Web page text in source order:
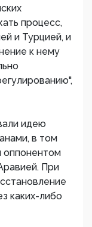
процесс,
и Турцией, и
к нему
идею
в том
оппонентом
При
каких-либо